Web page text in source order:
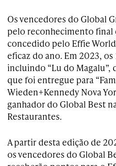
Os vencedores do Global
pelo reconhecimento
concedido pelo Effie
eficaz do ano. Em 2023, os
incluindo “Lu do
que foi entregue para
Wieden+Kennedy Nova
ganhador do Global Best
Restaurantes.
A partir desta edição de
os vencedores do Global